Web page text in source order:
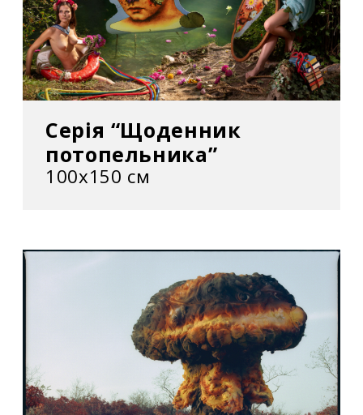
Серія “Щоденник
потопельника”
100х150 см